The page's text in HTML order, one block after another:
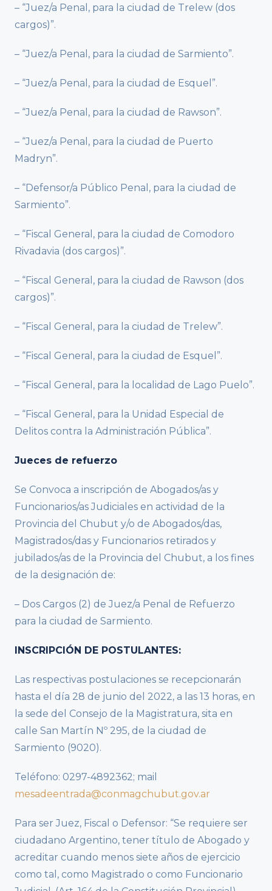
– “Juez/a Penal, para la ciudad de Trelew (dos
cargos)”.
– “Juez/a Penal, para la ciudad de Sarmiento”.
– “Juez/a Penal, para la ciudad de Esquel”.
– “Juez/a Penal, para la ciudad de Rawson”.
– “Juez/a Penal, para la ciudad de Puerto
Madryn”.
– “Defensor/a Público Penal, para la ciudad de
Sarmiento”.
– “Fiscal General, para la ciudad de Comodoro
Rivadavia (dos cargos)”.
– “Fiscal General, para la ciudad de Rawson (dos
cargos)”.
– “Fiscal General, para la ciudad de Trelew”.
– “Fiscal General, para la ciudad de Esquel”.
– “Fiscal General, para la localidad de Lago Puelo”.
– “Fiscal General, para la Unidad Especial de
Delitos contra la Administración Pública”.
Jueces de refuerzo
Se Convoca a inscripción de Abogados/as y
Funcionarios/as Judiciales en actividad de la
Provincia del Chubut y/o de Abogados/das,
Magistrados/das y Funcionarios retirados y
jubilados/as de la Provincia del Chubut, a los fines
de la designación de:
– Dos Cargos (2) de Juez/a Penal de Refuerzo
para la ciudad de Sarmiento.
INSCRIPCIÓN DE POSTULANTES:
Las respectivas postulaciones se recepcionarán
hasta el día 28 de junio del 2022, a las 13 horas, en
la sede del Consejo de la Magistratura, sita en
calle San Martín Nº 295, de la ciudad de
Sarmiento (9020).
Teléfono: 0297-4892362; mail
mesadeentrada@conmagchubut.gov.ar
Para ser Juez, Fiscal o Defensor: “Se requiere ser
ciudadano Argentino, tener título de Abogado y
acreditar cuando menos siete años de ejercicio
como tal, como Magistrado o como Funcionario